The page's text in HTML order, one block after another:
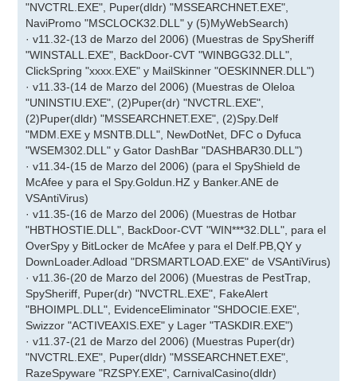
"NVCTRL.EXE", Puper(dldr) "MSSEARCHNET.EXE",
NaviPromo "MSCLOCK32.DLL" y (5)MyWebSearch)
· v11.32-(13 de Marzo del 2006) (Muestras de SpySheriff
"WINSTALL.EXE", BackDoor-CVT "WINBGG32.DLL",
ClickSpring "xxxx.EXE" y MailSkinner "OESKINNER.DLL")
· v11.33-(14 de Marzo del 2006) (Muestras de Oleloa
"UNINSTIU.EXE", (2)Puper(dr) "NVCTRL.EXE",
(2)Puper(dldr) "MSSEARCHNET.EXE", (2)Spy.Delf
"MDM.EXE y MSNTB.DLL", NewDotNet, DFC o Dyfuca
"WSEM302.DLL" y Gator DashBar "DASHBAR30.DLL")
· v11.34-(15 de Marzo del 2006) (para el SpyShield de
McAfee y para el Spy.Goldun.HZ y Banker.ANE de
VSAntiVirus)
· v11.35-(16 de Marzo del 2006) (Muestras de Hotbar
"HBTHOSTIE.DLL", BackDoor-CVT "WIN***32.DLL", para el
OverSpy y BitLocker de McAfee y para el Delf.PB,QY y
DownLoader.Adload "DRSMARTLOAD.EXE" de VSAntiVirus)
· v11.36-(20 de Marzo del 2006) (Muestras de PestTrap,
SpySheriff, Puper(dr) "NVCTRL.EXE", FakeAlert
"BHOIMPL.DLL", EvidenceEliminator "SHDOCIE.EXE",
Swizzor "ACTIVEAXIS.EXE" y Lager "TASKDIR.EXE")
· v11.37-(21 de Marzo del 2006) (Muestras Puper(dr)
"NVCTRL.EXE", Puper(dldr) "MSSEARCHNET.EXE",
RazeSpyware "RZSPY.EXE", CarnivalCasino(dldr)